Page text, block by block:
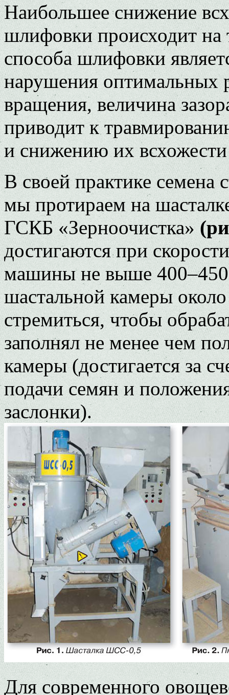
Наибольшее снижение
шлифовки происходит на
способа шлифовки
нарушения оптимальных
вращения, величина
приводит к
и снижению их
В своей практике семена
мы протираем на
ГСКБ «Зерноочистка»
достигаются при
машины не выше 400–450
шастальной камеры
стремиться, чтобы
заполнял не менее чем
камеры (достигается за
подачи семян и
заслонки).
Для современного